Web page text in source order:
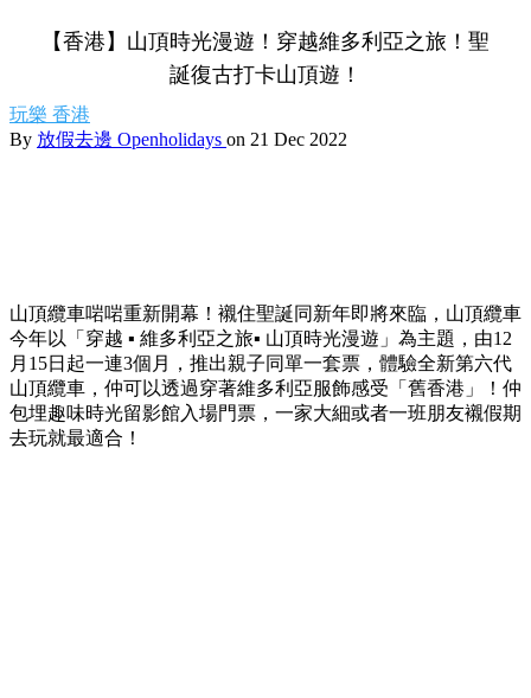
【香港】山頂時光漫遊！穿越維多利亞之旅！聖
誕復古打卡山頂遊！
玩樂 香港
By 放假去邊 Openholidays on 21 Dec 2022
山頂纜車啱啱重新開幕！襯住聖誕同新年即將來臨，山頂纜車
今年以「穿越 ▪ 維多利亞之旅▪ 山頂時光漫遊」為主題，由12
月15日起一連3個月，推出親子同單一套票，體驗全新第六代
山頂纜車，仲可以透過穿著維多利亞服飾感受「舊香港」！仲
包埋趣味時光留影館入場門票，一家大細或者一班朋友襯假期
去玩就最適合！